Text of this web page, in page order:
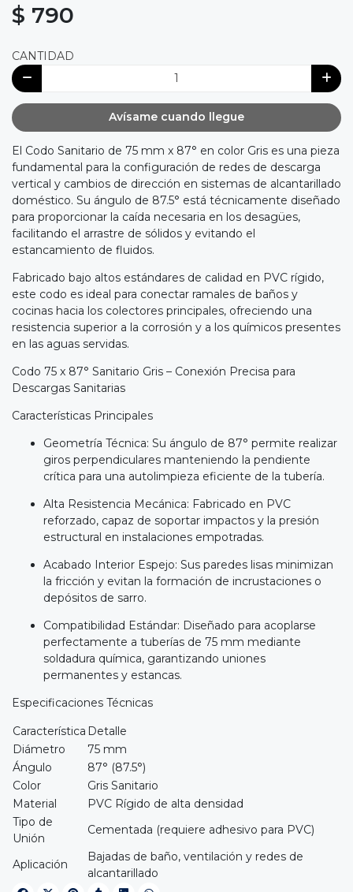
$ 790
CANTIDAD
Avísame cuando llegue
El Codo Sanitario de 75 mm x 87° en color Gris es una pieza
fundamental para la configuración de redes de descarga
vertical y cambios de dirección en sistemas de alcantarillado
doméstico. Su ángulo de 87.5° está técnicamente diseñado
para proporcionar la caída necesaria en los desagües,
facilitando el arrastre de sólidos y evitando el
estancamiento de fluidos.
Fabricado bajo altos estándares de calidad en PVC rígido,
este codo es ideal para conectar ramales de baños y
cocinas hacia los colectores principales, ofreciendo una
resistencia superior a la corrosión y a los químicos presentes
en las aguas servidas.
Codo 75 x 87° Sanitario Gris – Conexión Precisa para
Descargas Sanitarias
Características Principales
Geometría Técnica: Su ángulo de 87° permite realizar
giros perpendiculares manteniendo la pendiente
crítica para una autolimpieza eficiente de la tubería.
Alta Resistencia Mecánica: Fabricado en PVC
reforzado, capaz de soportar impactos y la presión
estructural en instalaciones empotradas.
Acabado Interior Espejo: Sus paredes lisas minimizan
la fricción y evitan la formación de incrustaciones o
depósitos de sarro.
Compatibilidad Estándar: Diseñado para acoplarse
perfectamente a tuberías de 75 mm mediante
soldadura química, garantizando uniones
permanentes y estancas.
Especificaciones Técnicas
Característica Detalle
Diámetro
75 mm
Ángulo
87° (87.5°)
Color
Gris Sanitario
Material
PVC Rígido de alta densidad
Tipo de
Unión
Cementada (requiere adhesivo para PVC)
Aplicación
Bajadas de baño, ventilación y redes de
alcantarillado